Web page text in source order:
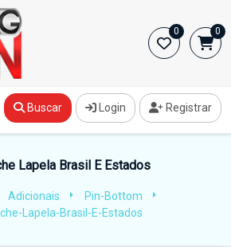
0 0
Buscar Login Registrar
Lapela Brasil E Estados
Adicionais
Pin-Bottom
Lapela-Brasil-E-Estados